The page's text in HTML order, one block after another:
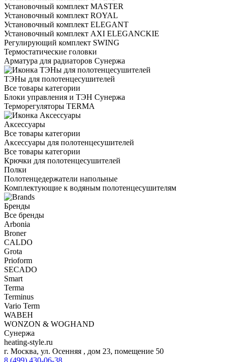
Установочный комплект MASTER
Установочный комплект ROYAL
Установочный комплект ELEGANT
Установочный комплект AXI ELEGANCKIE
Регулирующий комплект SWING
Термостатические головки
Арматура для радиаторов Сунержа
ТЭНы для полотенцесушителей
Все товары категории
Блоки управления и ТЭН Сунержа
Терморегуляторы TERMA
Аксессуары
Все товары категории
Аксессуары для полотенцесушителей
Все товары категории
Крючки для полотенцесушителей
Полки
Полотенцедержатели напольные
Комплектующие к водяным полотенцесушителям
Бренды
Все бренды
Arbonia
Broner
CALDO
Grota
Prioform
SECADO
Smart
Terma
Terminus
Vario Term
WABEH
WONZON & WOGHAND
Сунержа
heating-style.ru
г. Москва, ул. Осенняя , дом 23, помещение 50
8 (499) 430-06-38